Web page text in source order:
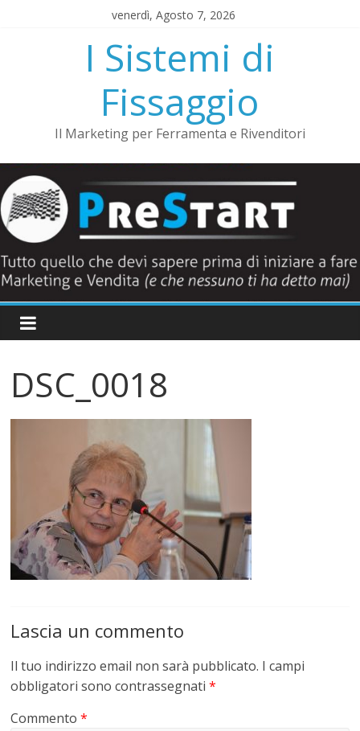
venerdì, Agosto 7, 2026
I Sistemi di
Fissaggio
Il Marketing per Ferramenta e Rivenditori
DSC_0018
Lascia un commento
Il tuo indirizzo email non sarà pubblicato. I campi
obbligatori sono contrassegnati*
Commento*